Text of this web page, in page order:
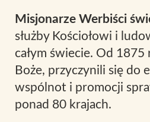
Misjonarze Werbiści
służby Kościołowi i
całym świecie. Od 1875
Boże, przyczynili się do
wspólnot i promocji
ponad 80 krajach.